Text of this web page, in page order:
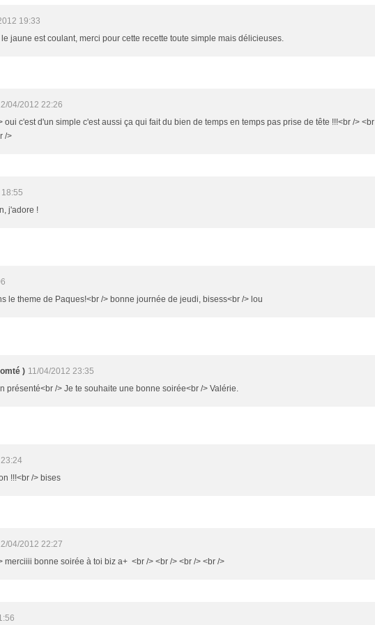
19:33
jaune est coulant, merci pour cette recette toute simple mais délicieuses.
04/2012 22:26
oui c'est d'un simple c'est aussi ça qui fait du bien de temps en temps pas prise de tête !!!<br /> <br
/>
j'adore !
le theme de Paques!<br /> bonne journée de jeudi, bisess<br /> lou
) 11/04/2012 23:35
présenté<br /> Je te souhaite une bonne soirée<br /> Valérie.
!!!<br /> bises
04/2012 22:27
merciiii bonne soirée à toi biz a+ <br /> <br /> <br /> <br />